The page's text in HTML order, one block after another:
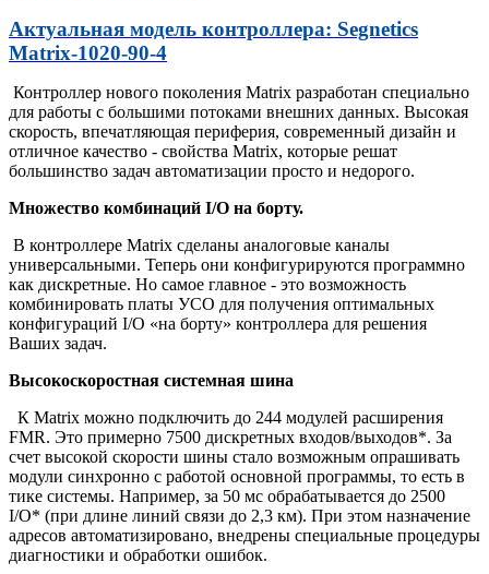
Актуальная модель контроллера: Segnetics
Matrix-1020-90-4
Контроллер нового поколения Matrix разработан специально
для работы с большими потоками внешних данных. Высокая
скорость, впечатляющая периферия, современный дизайн и
отличное качество - свойства Matrix, которые решат
большинство задач автоматизации просто и недорого.
Множество комбинаций I/O на борту.
В контроллере Matrix сделаны аналоговые каналы
универсальными. Теперь они конфигурируются программно
как дискретные. Но самое главное - это возможность
комбинировать платы УСО для получения оптимальных
конфигураций I/O «на борту» контроллера для решения
Ваших задач.
Высокоскоростная системная шина
К Matrix можно подключить до 244 модулей расширения
FMR. Это примерно 7500 дискретных входов/выходов*. За
счет высокой скорости шины стало возможным опрашивать
модули синхронно с работой основной программы, то есть в
тике системы. Например, за 50 мс обрабатывается до 2500
I/O* (при длине линий связи до 2,3 км). При этом назначение
адресов автоматизировано, внедрены специальные процедуры
диагностики и обработки ошибок.